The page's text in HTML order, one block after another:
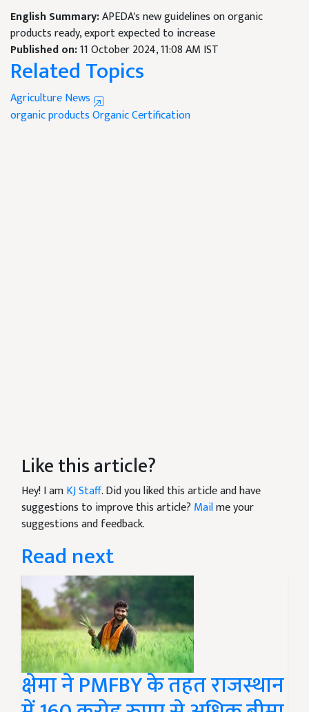
English Summary:APEDA's new guidelines on organic
products ready, export expected to increase
Published on:11 October 2024, 11:08 AM IST
Related Topics
Agriculture News
organic productsOrganic Certification
Like this article?
Hey! I amKJ Staff. Did you liked this article and have
suggestions to improve this article? Mailme your
suggestions and feedback.
Read next
क्षेमा ने PMFBY के तहत राजस्थान